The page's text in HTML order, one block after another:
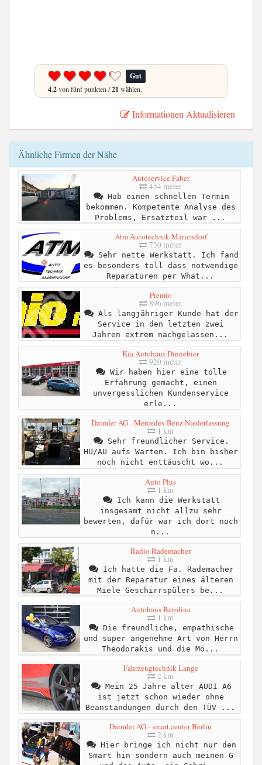
Gut
4.2von fünf punkten /21 wählen.
Informationen Aktualisieren
Ähnliche Firmen der Nähe
Autoservice Faber
454 meter
Hab einen schnellen Termin
bekommen. Kompetente Analyse des
Problems, Ersatzteil war ...
Atm Autotechnik Mariendorf
730 meter
Sehr nette Werkstatt. Ich fand
es besonders toll dass notwendige
Reparaturen per What...
Premio
896 meter
Als langjähriger Kunde hat der
Service in den letzten zwei
Jahren extrem nachgelassen...
Kia Autohaus Dinnebier
920 meter
Wir haben hier eine tolle
Erfahrung gemacht, einen
unvergesslichen Kundenservice
erle...
Daimler AG - Mercedes-Benz Niederlassung
1 km
Sehr freundlicher Service.
HU/AU aufs Warten. Ich bin bisher
noch nicht enttäuscht wo...
Auto Plus
1 km
Ich kann die Werkstatt
insgesamt nicht allzu sehr
bewerten, dafür war ich dort noch
n...
Radio Rademacher
1 km
Ich hatte die Fa. Rademacher
mit der Reparatur eines älteren
Miele Geschirrspülers be...
Autohaus Berolina
1 km
Die freundliche, empathische
und super angenehme Art von Herrn
Theodorakis und die Mö...
Fahrzeugtechnik Lange
2 km
Mein 25 Jahre alter AUDI A6
ist jetzt schon wieder ohne
Beanstandungen durch den TÜV ...
Daimler AG - smart center Berlin
2 km
Hier bringe ich nicht nur den
Smart hin sondern auch meinen G